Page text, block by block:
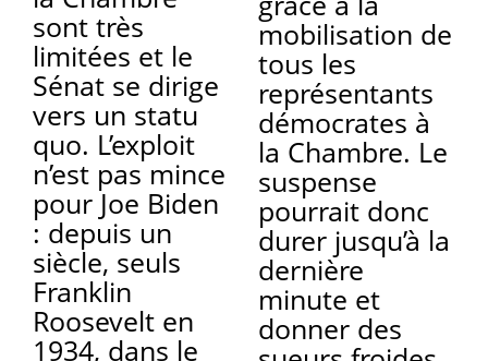
sont très
limitées et le
Sénat se dirige
vers un statu
quo. L’exploit
n’est pas mince
pour Joe Biden
: depuis un
siècle, seuls
Franklin
Roosevelt en
1934, dans le
mobilisation de
tous les
représentants
démocrates à
la Chambre. Le
suspense
pourrait donc
durer jusqu’à la
dernière
minute et
donner des